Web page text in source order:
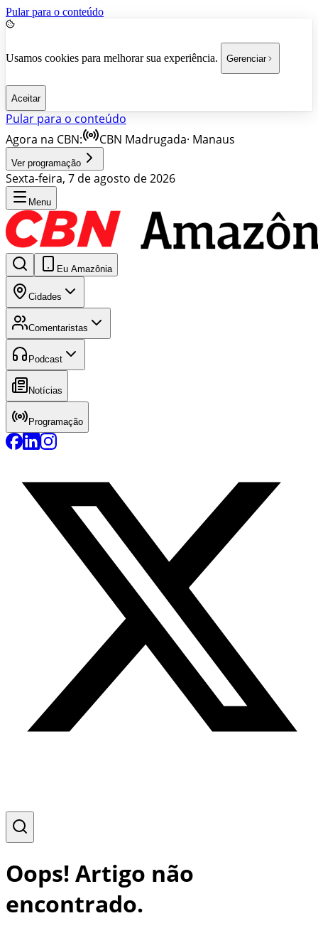
Pular para o conteúdo
Usamos cookies para melhorar sua experiência. Gerenciar
Aceitar
Pular para o conteúdo
Agora na CBN:
CBN Madrugada· Manaus
Ver programação
Sexta-feira, 7 de agosto de 2026
Menu
Eu Amazônia
Cidades
Comentaristas
Podcast
Notícias
Programação
Oops! Artigo não
encontrado.